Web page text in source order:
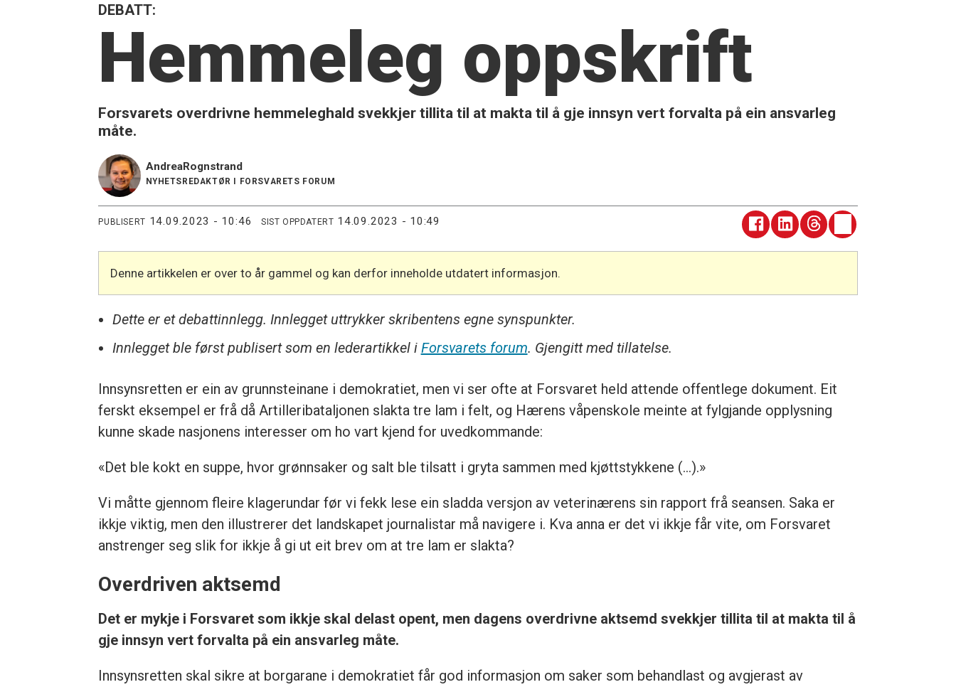
DEBATT:
Hemmeleg oppskrift
Forsvarets overdrivne hemmeleghald svekkjer tillita til at makta til å gje innsyn vert forvalta på ein ansvarleg
måte.
AndreaRognstrand
NYHETSREDAKTØR I FORSVARETS FORUM
PUBLISERT 14.09.2023 - 10:46 SIST OPPDATERT 14.09.2023 - 10:49
Denne artikkelen er over to år gammel og kan derfor inneholde utdatert informasjon.
Dette er et debattinnlegg. Innlegget uttrykker skribentens egne synspunkter.
Innlegget ble først publisert som en lederartikkel i Forsvarets forum. Gjengitt med tillatelse.
Innsynsretten er ein av grunnsteinane i demokratiet, men vi ser ofte at Forsvaret held attende offentlege dokument. Eit
ferskt eksempel er frå då Artilleribataljonen slakta tre lam i felt, og Hærens våpenskole meinte at fylgjande opplysning
kunne skade nasjonens interesser om ho vart kjend for uvedkommande:
«Det ble kokt en suppe, hvor grønnsaker og salt ble tilsatt i gryta sammen med kjøttstykkene (...).»
Vi måtte gjennom fleire klagerundar før vi fekk lese ein sladda versjon av veterinærens sin rapport frå seansen. Saka er
ikkje viktig, men den illustrerer det landskapet journalistar må navigere i. Kva anna er det vi ikkje får vite, om Forsvaret
anstrenger seg slik for ikkje å gi ut eit brev om at tre lam er slakta?
Overdriven aktsemd
Det er mykje i Forsvaret som ikkje skal delast opent, men dagens overdrivne aktsemd svekkjer tillita til at makta til å
gje innsyn vert forvalta på ein ansvarleg måte.
Innsynsretten skal sikre at borgarane i demokratiet får god informasjon om saker som behandlast og avgjerast av